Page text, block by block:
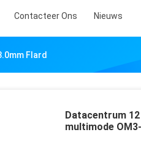
Contacteer Ons Nieuws
Flard
Datacentrum
multimode